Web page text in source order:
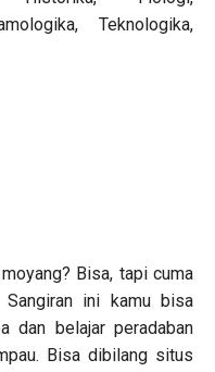
Teknologika,
Bisa, tapi cuma
ini kamu bisa
dan belajar peradaban
Bisa dibilang situs